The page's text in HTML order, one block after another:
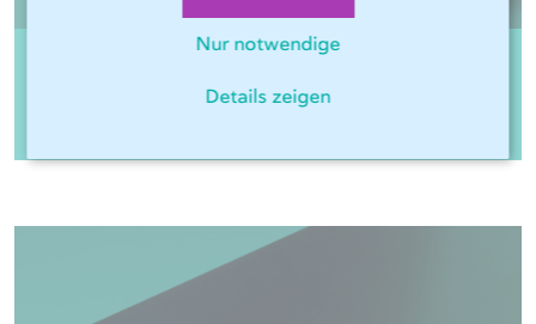
Nur notwendige
Details zeigen
1.0038 S235JR Walzblau